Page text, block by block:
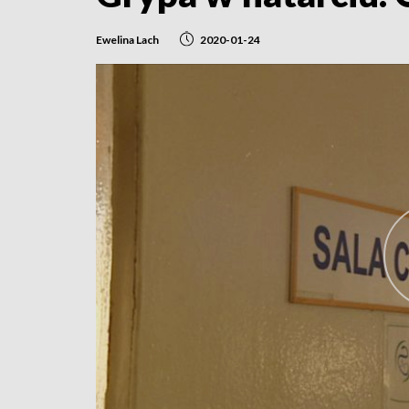
Ewelina Lach 2020-01-24